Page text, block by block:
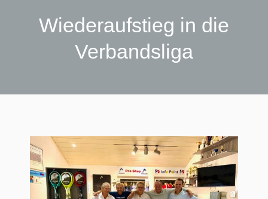
Wiederaufstieg in die
Verbandsliga